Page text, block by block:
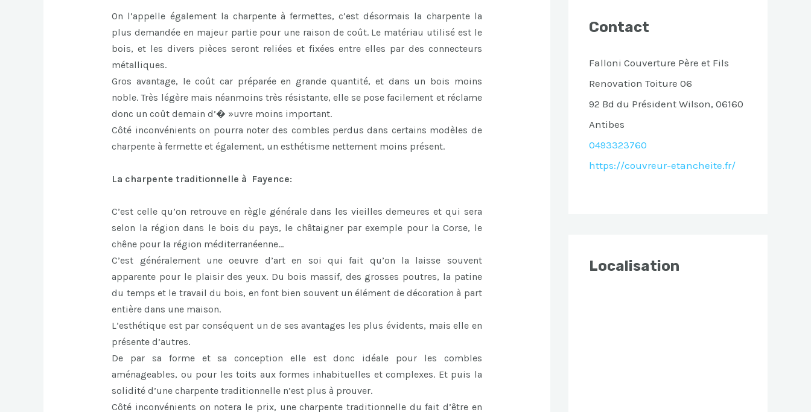
On l’appelle également la charpente à fermettes, c’est désormais la charpente la
plus demandée en majeur partie pour une raison de coût. Le matériau utilisé est le
bois, et les divers pièces seront reliées et fixées entre elles par des connecteurs
métalliques.
Gros avantage, le coût car préparée en grande quantité, et dans un bois moins
noble. Très légère mais néanmoins très résistante, elle se pose facilement et réclame
donc un coût demain d’� »uvre moins important.
Côté inconvénients on pourra noter des combles perdus dans certains modèles de
charpente à fermette et également, un esthétisme nettement moins présent.
La charpente traditionnelle à Fayence:
C’est celle qu’on retrouve en règle générale dans les vieilles demeures et qui sera
selon la région dans le bois du pays, le châtaigner par exemple pour la Corse, le
chêne pour la région méditerranéenne…
C’est généralement une oeuvre d’art en soi qui fait qu’on la laisse souvent
apparente pour le plaisir des yeux. Du bois massif, des grosses poutres, la patine
du temps et le travail du bois, en font bien souvent un élément de décoration à part
entière dans une maison.
L’esthétique est par conséquent un de ses avantages les plus évidents, mais elle en
présente d’autres.
De par sa forme et sa conception elle est donc idéale pour les combles
aménageables, ou pour les toits aux formes inhabituelles et complexes. Et puis la
solidité d’une charpente traditionnelle n’est plus à prouver.
Côté inconvénients on notera le prix, une charpente traditionnelle du fait d’être en
Contact
Falloni Couverture Père et Fils
Renovation Toiture 06
92 Bd du Président Wilson, 06160
Antibes
0493323760
https://couvreur-etancheite.fr/
Localisation